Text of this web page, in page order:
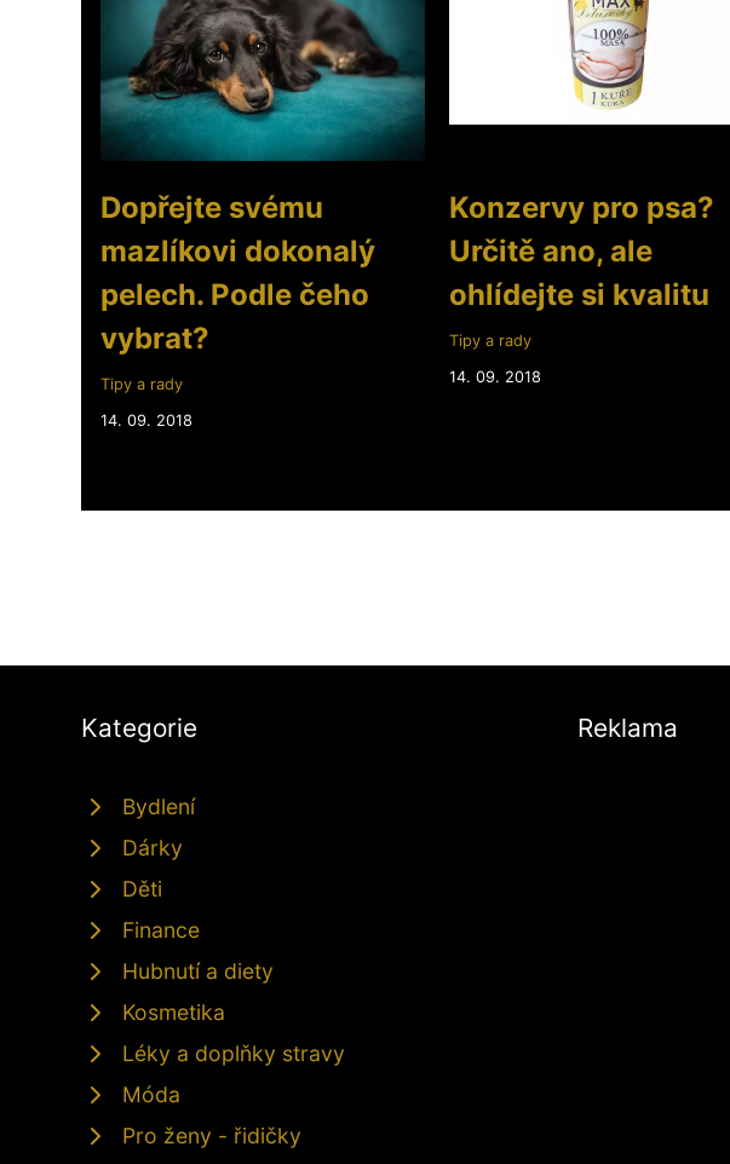
Dopřejte svému
mazlíkovi dokonalý
pelech. Podle čeho
vybrat?
Tipy a rady
14. 09. 2018
Konzervy pro psa?
Určitě ano, ale
ohlídejte si kvalitu
Tipy a rady
14. 09. 2018
Kategorie
Bydlení
Dárky
Děti
Finance
Hubnutí a diety
Kosmetika
Léky a doplňky stravy
Móda
Pro ženy - řidičky
Reklama